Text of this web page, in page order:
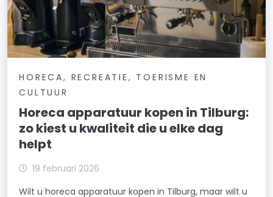
HORECA, RECREATIE, TOERISME EN
CULTUUR
Horeca apparatuur kopen in Tilburg:
zo kiest u kwaliteit die u elke dag
helpt
19 februari 2026
Wilt u horeca apparatuur kopen in Tilburg, maar wilt u